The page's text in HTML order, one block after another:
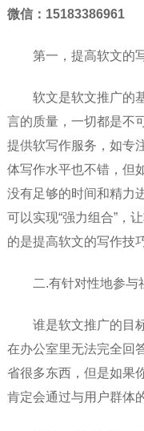
微信：15183386961
第一，提高软文的
软文是软文推广的
言的质量，一切都是不
提供软写作服务，如专
体写作水平也不错，但
没有足够的时间和精力
可以实现“强力组合”，
的是提高软文的写作技
二.有针对性地参与
谁是软文推广的目
在办公室里无法完全回
省很多东西，但是如果
肯定会通过与用户群体